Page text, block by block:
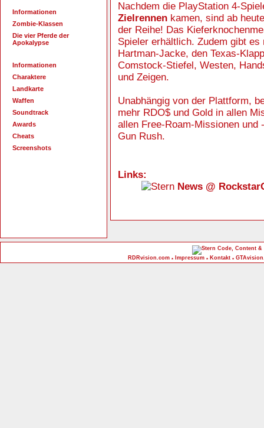
Informationen
Zombie-Klassen
Die vier Pferde der
Apokalypse
Informationen
Charaktere
Landkarte
Waffen
Soundtrack
Awards
Cheats
Screenshots
Nachdem die PlayStation 4-
Zielrennen kamen, sind ab
der Reihe! Das
Spieler erhältlich. Zudem gibt
Hartman-Jacke, den Texas-
Comstock-Stiefel, Westen,
und Zeigen.
Unabhängig von der Plattform,
mehr RDO$ und Gold in allen
allen Free-Roam-Missionen und
Gun Rush.
Links:
News @
Code, Content &
RDRvision.com * Impressum * Kontakt *